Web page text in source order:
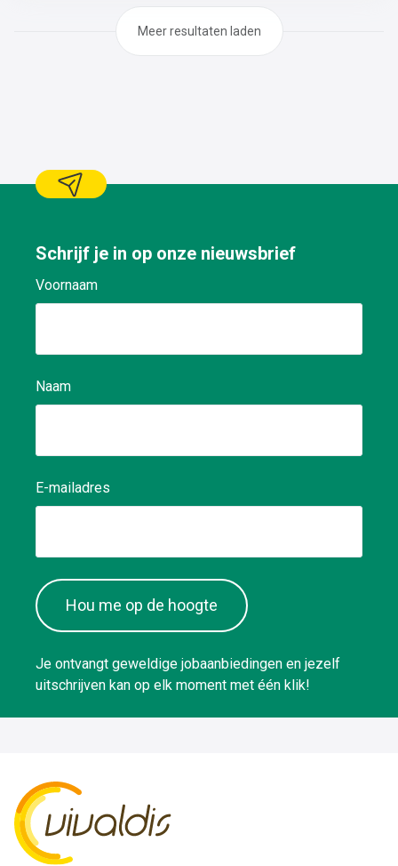
Meer resultaten laden
Schrijf je in op onze nieuwsbrief
Voornaam
Naam
E-mailadres
Hou me op de hoogte
Je ontvangt geweldige jobaanbiedingen en jezelf
uitschrijven kan op elk moment met één klik!